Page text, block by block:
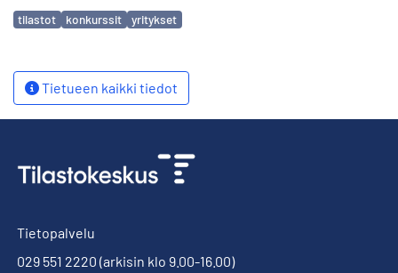
Avainsanat
tilastot konkurssit yritykset
Tietueen kaikki tiedot
Tietopalvelu
029 551 2220 (arkisin klo 9.00-16.00)